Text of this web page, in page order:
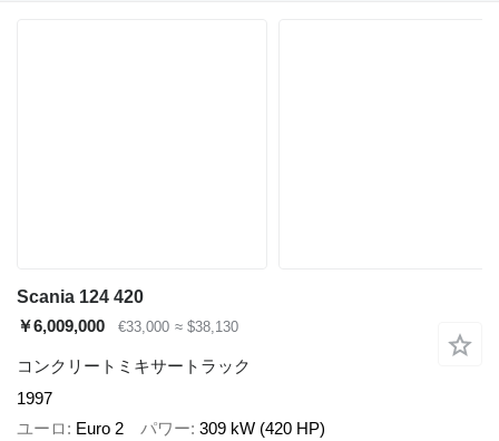
Scania 124 420
￥6,009,000
€33,000 ≈ $38,130
コンクリートミキサートラック
1997
ユーロ
Euro 2 パワー 309 kW (420 HP)